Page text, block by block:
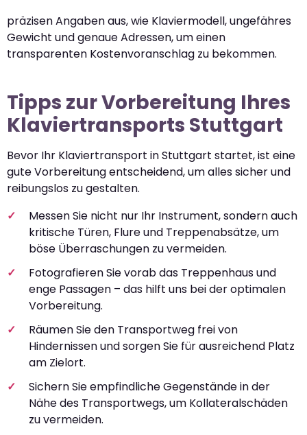
präzisen Angaben aus, wie Klaviermodell, ungefähres
Gewicht und genaue Adressen, um einen
transparenten Kostenvoranschlag zu bekommen.
Tipps zur Vorbereitung Ihres
Klaviertransports Stuttgart
Bevor Ihr Klaviertransport in Stuttgart startet, ist eine
gute Vorbereitung entscheidend, um alles sicher und
reibungslos zu gestalten.
Messen Sie nicht nur Ihr Instrument, sondern auch
kritische Türen, Flure und Treppenabsätze, um
böse Überraschungen zu vermeiden.
Fotografieren Sie vorab das Treppenhaus und
enge Passagen – das hilft uns bei der optimalen
Vorbereitung.
Räumen Sie den Transportweg frei von
Hindernissen und sorgen Sie für ausreichend Platz
am Zielort.
Sichern Sie empfindliche Gegenstände in der
Nähe des Transportwegs, um Kollateralschäden
zu vermeiden.